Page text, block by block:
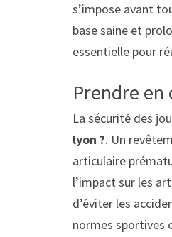
s’impose avant
base saine et
essentielle pour
Prendre
La sécurité des
lyon ?. Un
articulaire
l’impact sur les
d’éviter les
normes sportives